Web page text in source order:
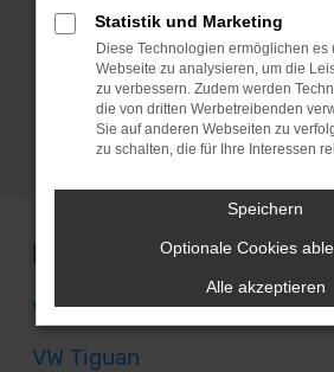
Gebrauchtwagen spricht,
lückenlos dokumentierten
Jeder VW verfügt über
und hatte ganz sicher nur
Vorbesitzerin bzw. einen
Modelle
VW Passat
VW Tiguan
Statistik und Marketing
Diese Technologien ermöglichen es
Webseite zu analysieren, um die
zu verbessern. Zudem werden
die von dritten Werbetreibenden
Sie auf anderen Webseiten zu
zu schalten, die für Ihre Interessen
Speichern
Optionale Cookies
Alle akzeptieren